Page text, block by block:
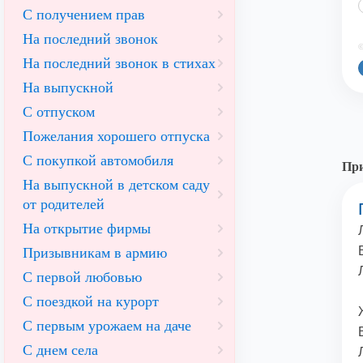
С получением прав
На последний звонок
На последний звонок в стихах
На выпускной
С отпуском
Пожелания хорошего отпуска
С покупкой автомобиля
На выпускной в детском саду
от родителей
На открытие фирмы
Призывникам в армию
С первой любовью
С поездкой на курорт
С первым урожаем на даче
С днем села